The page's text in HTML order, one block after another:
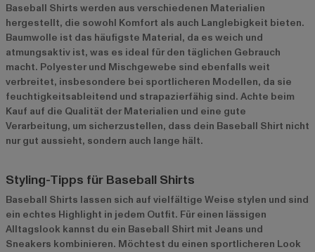
Baseball Shirts werden aus verschiedenen Materialien
hergestellt, die sowohl Komfort als auch Langlebigkeit bieten.
Baumwolle ist das häufigste Material, da es weich und
atmungsaktiv ist, was es ideal für den täglichen Gebrauch
macht. Polyester und Mischgewebe sind ebenfalls weit
verbreitet, insbesondere bei sportlicheren Modellen, da sie
feuchtigkeitsableitend und strapazierfähig sind. Achte beim
Kauf auf die Qualität der Materialien und eine gute
Verarbeitung, um sicherzustellen, dass dein Baseball Shirt nicht
nur gut aussieht, sondern auch lange hält.
Styling-Tipps für Baseball Shirts
Baseball Shirts lassen sich auf vielfältige Weise stylen und sind
ein echtes Highlight in jedem Outfit. Für einen lässigen
Alltagslook kannst du ein Baseball Shirt mit Jeans und
Sneakers kombinieren. Möchtest du einen sportlicheren Look